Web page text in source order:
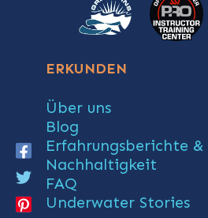
ERKUNDEN
Über uns
Blog
Erfahrungsberichte &
Nachhaltigkeit
FAQ
Underwater Stories